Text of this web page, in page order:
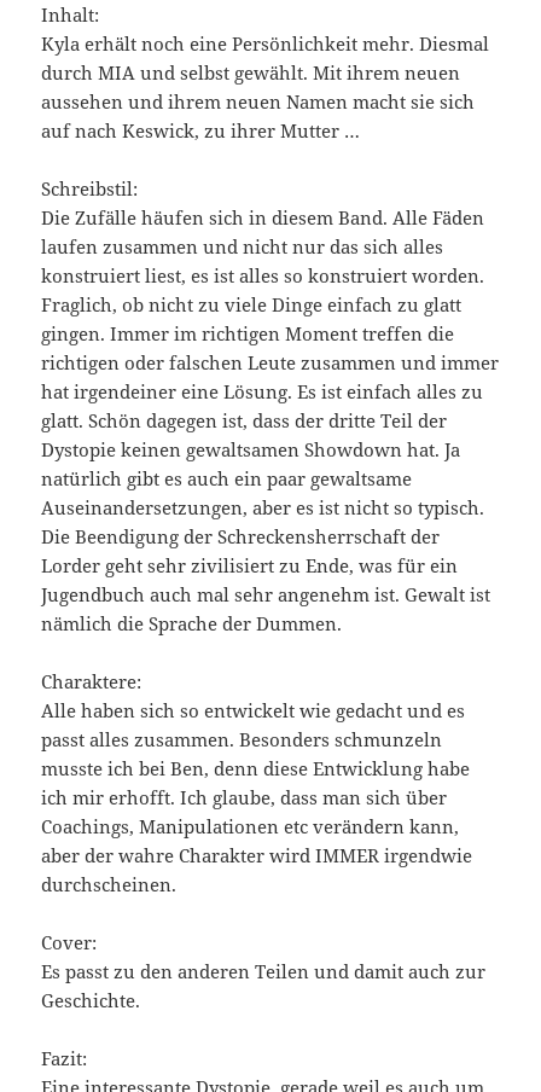
Inhalt:
Kyla erhält noch eine Persönlichkeit mehr. Diesmal
durch MIA und selbst gewählt. Mit ihrem neuen
aussehen und ihrem neuen Namen macht sie sich
auf nach Keswick, zu ihrer Mutter …
Schreibstil:
Die Zufälle häufen sich in diesem Band. Alle Fäden
laufen zusammen und nicht nur das sich alles
konstruiert liest, es ist alles so konstruiert worden.
Fraglich, ob nicht zu viele Dinge einfach zu glatt
gingen. Immer im richtigen Moment treffen die
richtigen oder falschen Leute zusammen und immer
hat irgendeiner eine Lösung. Es ist einfach alles zu
glatt. Schön dagegen ist, dass der dritte Teil der
Dystopie keinen gewaltsamen Showdown hat. Ja
natürlich gibt es auch ein paar gewaltsame
Auseinandersetzungen, aber es ist nicht so typisch.
Die Beendigung der Schreckensherrschaft der
Lorder geht sehr zivilisiert zu Ende, was für ein
Jugendbuch auch mal sehr angenehm ist. Gewalt ist
nämlich die Sprache der Dummen.
Charaktere:
Alle haben sich so entwickelt wie gedacht und es
passt alles zusammen. Besonders schmunzeln
musste ich bei Ben, denn diese Entwicklung habe
ich mir erhofft. Ich glaube, dass man sich über
Coachings, Manipulationen etc verändern kann,
aber der wahre Charakter wird IMMER irgendwie
durchscheinen.
Cover:
Es passt zu den anderen Teilen und damit auch zur
Geschichte.
Fazit: